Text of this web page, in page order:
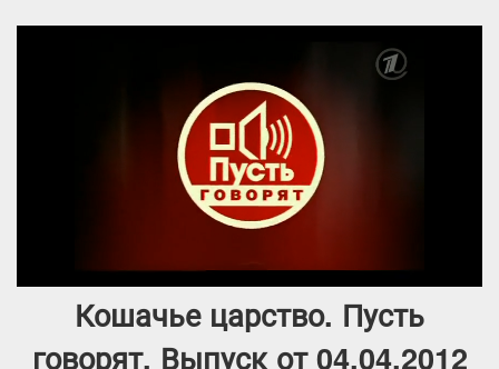
Кошачье царство. Пусть
говорят. Выпуск от 04.04.2012